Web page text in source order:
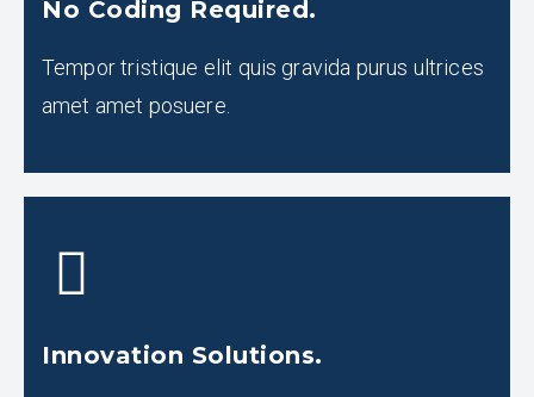
No Coding Required.
Tempor tristique elit quis gravida purus ultrices
amet amet posuere.
Innovation Solutions.